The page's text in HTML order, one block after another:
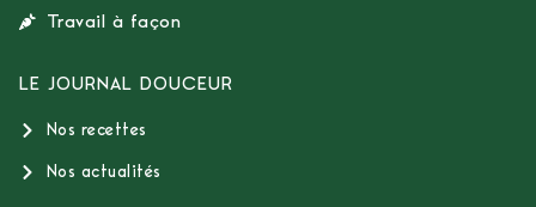
Travail à façon
LE JOURNAL DOUCEUR
Nos recettes
Nos actualités